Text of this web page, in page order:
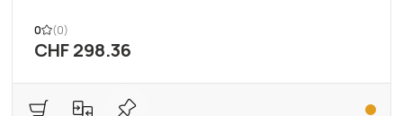
0 (0)
CHF 298.36